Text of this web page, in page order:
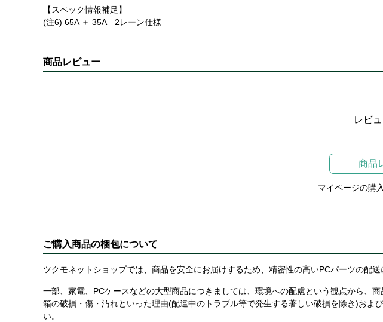
【スペック情報補足】
(注6) 65A ＋ 35A 2レーン仕様
商品レビュー
レビ
商品
マイページの購
ご購入商品の梱包について
ツクモネットショップでは、商品を安全にお届けするため、精密性の高いPCパーツの配
一部、家電、PCケースなどの大型商品につきましては、環境への配慮という観点から、
箱の破損・傷・汚れといった理由(配達中のトラブル等で発生する著しい破損を除き)お
い。